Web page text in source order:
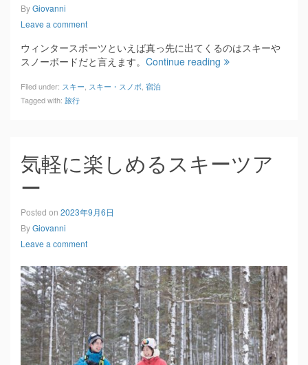
ByGiovanni
Leave a comment
ウィンタースポーツといえば真っ先に出てくるのはスキーや
スノーボードだと言えます。 Continue reading
Filed under: スキー スキー・スノボ 宿泊
Tagged with: 旅行
気軽に楽しめるスキーツア
ー
Posted on 2023年9月6日
ByGiovanni
Leave a comment